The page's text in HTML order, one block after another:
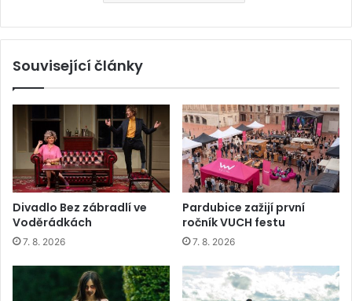
Související články
Divadlo Bez zábradlí ve
Voděrádkách
7. 8. 2026
Pardubice zažijí první
ročník VUCH festu
7. 8. 2026